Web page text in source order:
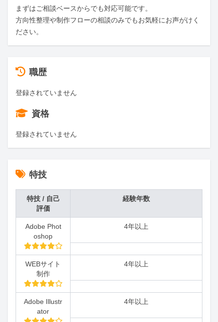
まずはご相談ベースからでも対応可能です。
方向性整理や制作フローの相談のみでもお気軽にお声がけく
ださい。
職歴
登録されていません
資格
登録されていません
特技
特技 / 自己
評価
経験年数
Adobe Phot
oshop
4年以上
WEBサイト
制作
4年以上
Adobe Illustr
ator
4年以上